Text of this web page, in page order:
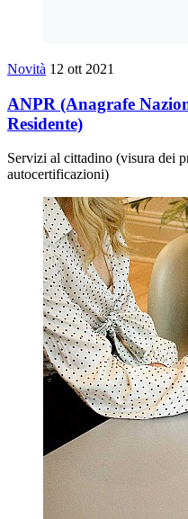
Novità 12 ott 2021
ANPR (Anagrafe
Residente)
Servizi al cittadino (visura dei
autocertificazioni)